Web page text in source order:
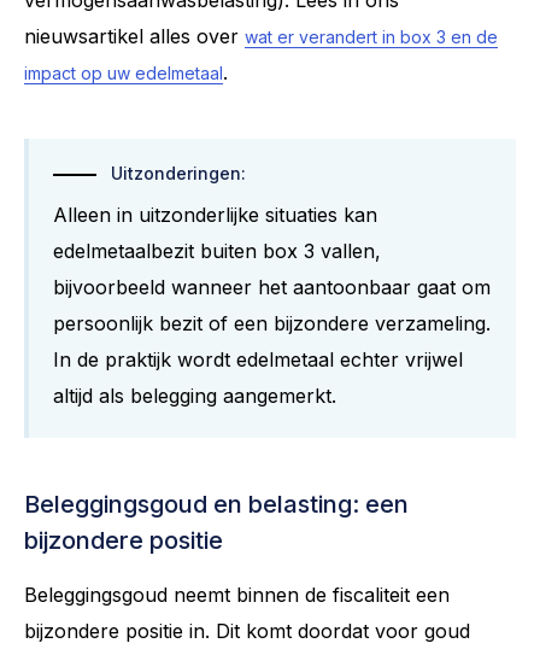
nieuwsartikel alles over wat er verandert in box 3 en de
impact op uw edelmetaal.
Uitzonderingen:
Alleen in uitzonderlijke situaties kan
edelmetaalbezit buiten box 3 vallen,
bijvoorbeeld wanneer het aantoonbaar gaat om
persoonlijk bezit of een bijzondere verzameling.
In de praktijk wordt edelmetaal echter vrijwel
altijd als belegging aangemerkt.
Beleggingsgoud en belasting: een
bijzondere positie
Beleggingsgoud neemt binnen de fiscaliteit een
bijzondere positie in. Dit komt doordat voor goud